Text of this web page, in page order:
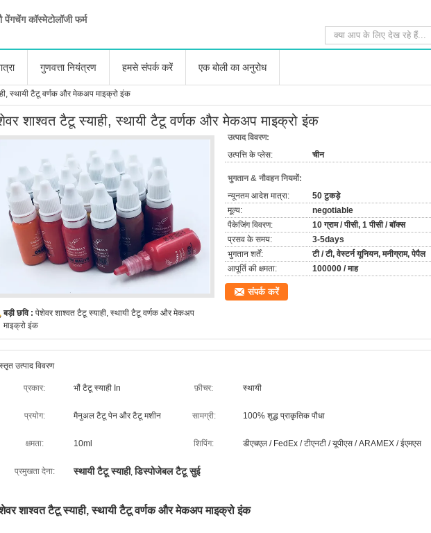
कॉस्मेटोलॉजी फर्म
गुणवत्ता नियंत्रण हमसे संपर्क करें एक बोली का अनुरोध
स्थायी टैटू वर्णक और मेकअप माइक्रो इंक
शाश्वत टैटू स्याही, स्थायी टैटू वर्णक और मेकअप माइक्रो इंक
बड़ी छवि : पेशेवर शाश्वत टैटू स्याही, स्थायी टैटू वर्णक और मेकअप
माइक्रो इंक
उत्पाद विवरण:
उत्पत्ति के प्लेस:
चीन
भुगतान & नौवहन नियमों:
न्यूनतम आदेश मात्रा:
50 टुकड़े
मूल्य:
negotiable
पैकेजिंग विवरण:
10 ग्राम / पीसी, 1 पीसी / बॉक्स
प्रसव के समय:
3-5days
भुगतान शर्तें:
टी / टी, वेस्टर्न यूनियन, मनीग्राम, पेपैल
आपूर्ति की क्षमता:
100000 / माह
संपर्क करें
उत्पाद विवरण
प्रकार: भौं टैटू स्याही In फ़ीचर: स्थायी
प्रयोग: मैनुअल टैटू पेन और टैटू मशीन सामग्री: 100% शुद्ध प्राकृतिक पौधा
क्षमता: 10ml शिपिंग: डीएचएल / FedEx / टीएनटी / यूपीएस / ARAMEX / ईएमएस
प्रमुखता देना: स्थायी टैटू स्याही,डिस्पोजेबल टैटू सुई
शाश्वत टैटू स्याही, स्थायी टैटू वर्णक और मेकअप माइक्रो इंक